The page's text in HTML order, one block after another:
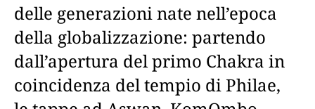
delle generazioni nate nell’epoca
della globalizzazione: partendo
dall’apertura del primo Chakra in
coincidenza del tempio di Philae,